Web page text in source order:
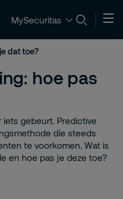
MySecuritas
dat toe?
hoe pas
gebeurt. Predictive
die steeds
te voorkomen. Wat is
en hoe pas je deze toe?